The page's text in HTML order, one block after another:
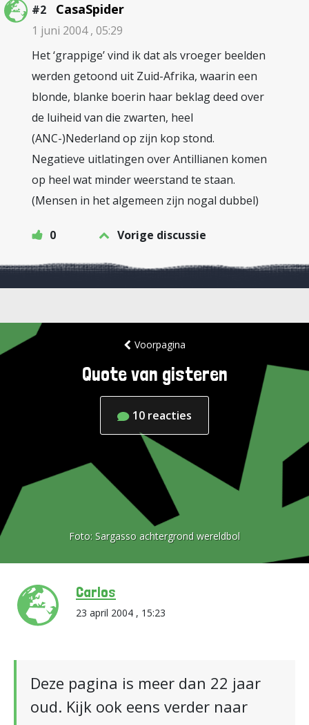
#2 CasaSpider
1 juni 2004 , 05:29
Het ‘grappige’ vind ik dat als vroeger beelden
werden getoond uit Zuid-Afrika, waarin een
blonde, blanke boerin haar beklag deed over
de luiheid van die zwarten, heel
(ANC-)Nederland op zijn kop stond.
Negatieve uitlatingen over Antillianen komen
op heel wat minder weerstand te staan.
(Mensen in het algemeen zijn nogal dubbel)
0 Vorige discussie
Voorpagina
Quote van gisteren
10 reacties
Foto: Sargasso achtergrond wereldbol
Carlos
23 april 2004 , 15:23
Deze pagina is meer dan 22 jaar
oud. Kijk ook eens verder naar